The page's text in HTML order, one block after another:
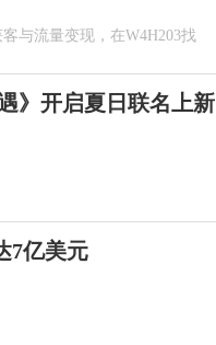
与流量变现，在W4H203找
》开启夏日联名上新
7亿美元